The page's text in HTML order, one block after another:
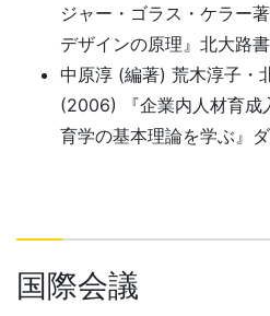
ジャー・ゴラス・ケラー
デザインの原理』北大路
中原淳 (編著) 荒木淳子・
(2006) 『企業内人材育成
育学の基本理論を学ぶ』
国際会議